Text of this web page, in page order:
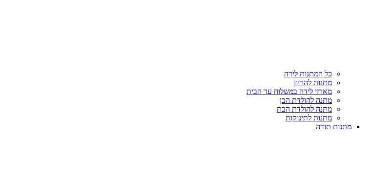
כל המתנות לידה
מתנות להריון
מארזי לידה במשלוח עד הבית
מתנה להולדת הבן
מתנה להולדת הבת
מתנות לתינוקות
מתנות תודה